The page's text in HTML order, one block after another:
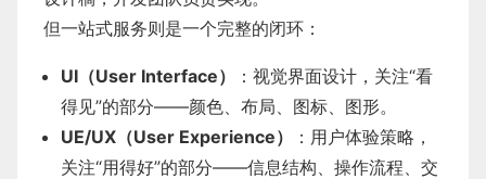
但一站式服务则是一个完整的闭环：
UI（User Interface）
：视觉界面设计，关注“看
得见”的部分——颜色、布局、图标、图形。
UE/UX（User Experience）
：用户体验策略，
关注“用得好”的部分——信息结构、操作流程、交